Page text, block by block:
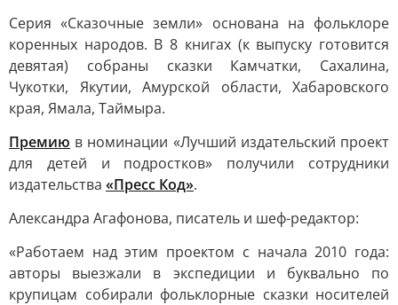
Серия «Сказочные земли» основана на фольклоре
коренных народов. В 8 книгах (к выпуску готовится
девятая) собраны сказки Камчатки, Сахалина,
Чукотки, Якутии, Амурской области, Хабаровского
края, Ямала, Таймыра.
Премию в номинации «Лучший издательский проект
для детей и подростков» получили сотрудники
издательства «Пресс Код».
Александра Агафонова, писатель и шеф-редактор:
«Работаем над этим проектом с начала 2010 года:
авторы выезжали в экспедиции и буквально по
крупицам собирали фольклорные сказки носителей